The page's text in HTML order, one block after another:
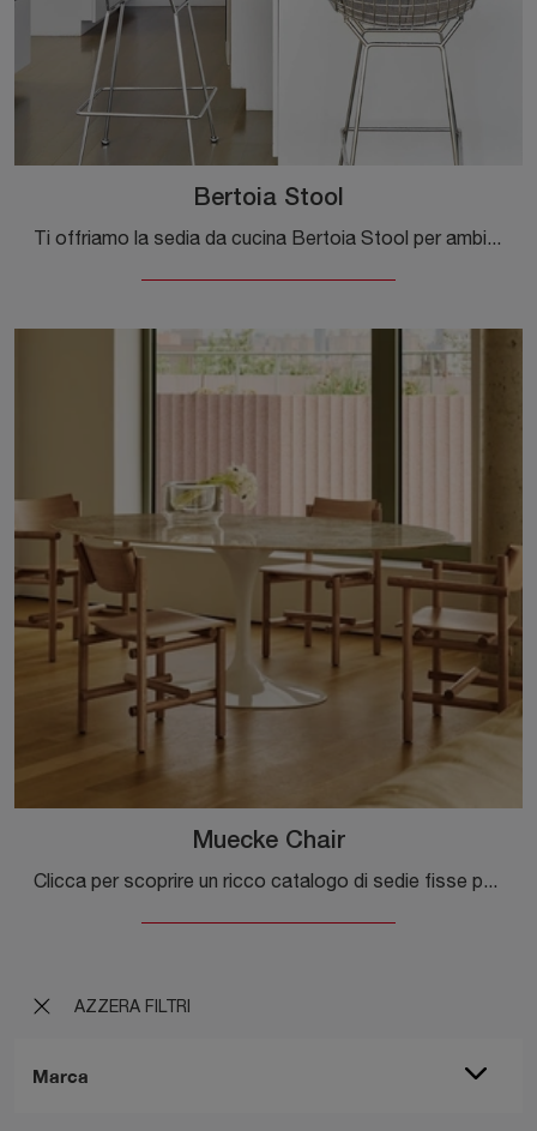
AZZERA FILTRI
Marca
Bertoia Stool
Ti offriamo la sedia da cucina Bertoia Stool per ambientazioni moderne, tra le più esclusive Sedie sgabelli di Knoll.
Muecke Chair
Clicca per scoprire un ricco catalogo di sedie fisse per stanze design: il modello Muecke Chair di Knoll ti aspetta!